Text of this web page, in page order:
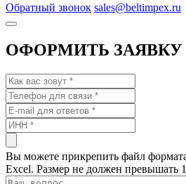
Обратный звонок sales@beltimpex.ru
ОФОРМИТЬ ЗАЯВКУ
Вы можете прикрепить файл
Excel. Размер не должен превышать